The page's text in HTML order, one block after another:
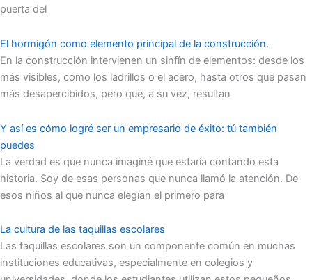
puerta del
El hormigón como elemento principal de la construcción.
En la construcción intervienen un sinfín de elementos: desde los
más visibles, como los ladrillos o el acero, hasta otros que pasan
más desapercibidos, pero que, a su vez, resultan
Y así es cómo logré ser un empresario de éxito: tú también
puedes
La verdad es que nunca imaginé que estaría contando esta
historia. Soy de esas personas que nunca llamó la atención. De
esos niños al que nunca elegían el primero para
La cultura de las taquillas escolares
Las taquillas escolares son un componente común en muchas
instituciones educativas, especialmente en colegios y